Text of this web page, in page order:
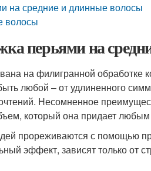
на средние и длинные волосы
волосы
перьями на
на филигранной обработке
любой – от удлиненного
Несомненное
который она придает
прореживаются с помощью
эффект, зависят только от